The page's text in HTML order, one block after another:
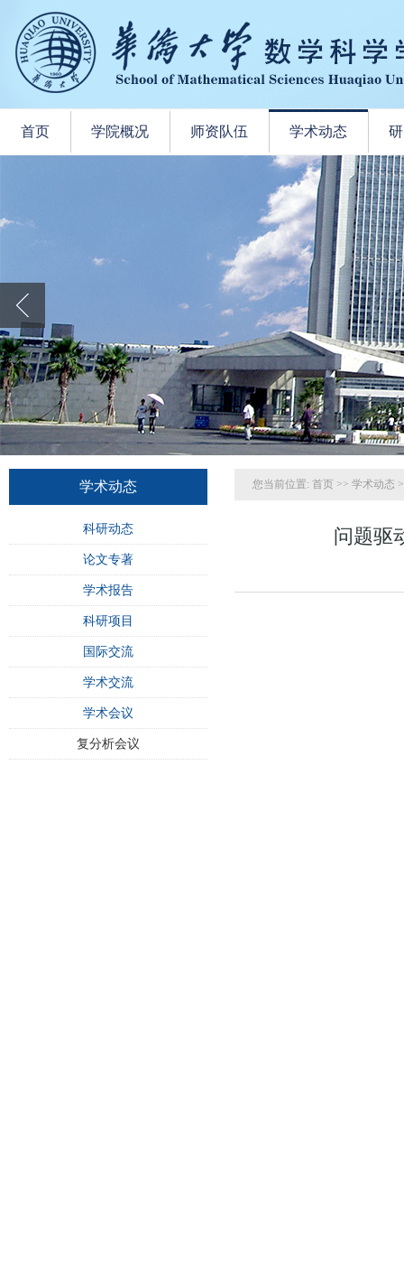
首页 学院概况 师资队伍 学术动态
学术动态
科研动态
论文专著
学术报告
科研项目
国际交流
学术交流
学术会议
复分析会议
您当前位置: 首页 >> 学术动态
问题驱